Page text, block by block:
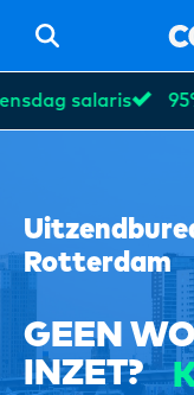
salaris 95%
Rotterdam
GEEN
BANEN?
BANEN?
INZET?